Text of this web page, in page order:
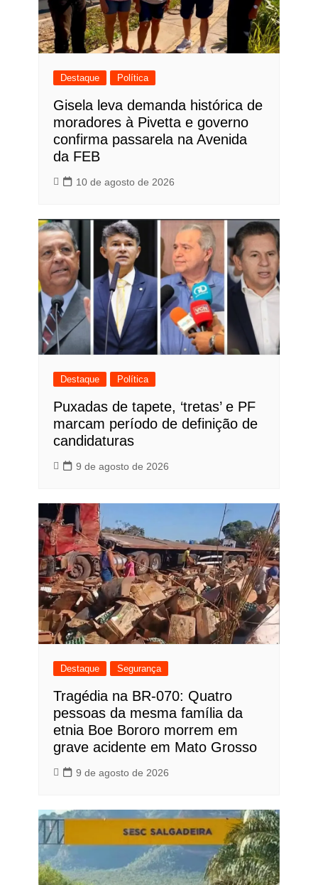
Destaque Política
Gisela leva demanda histórica de
moradores à Pivetta e governo
confirma passarela na Avenida
da FEB
10 de agosto de 2026
Destaque Política
Puxadas de tapete, ‘tretas’ e PF
marcam período de definição de
candidaturas
9 de agosto de 2026
Destaque Segurança
Tragédia na BR-070: Quatro
pessoas da mesma família da
etnia Boe Bororo morrem em
grave acidente em Mato Grosso
9 de agosto de 2026